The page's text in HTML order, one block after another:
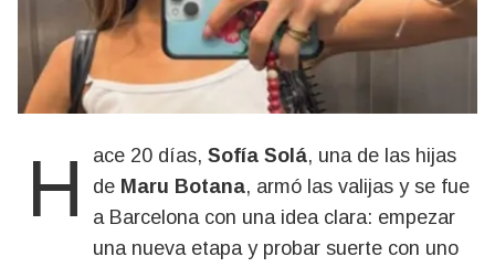
Hace 20 días, Sofía Solá, una de las hijas
de Maru Botana, armó las valijas y se fue
a Barcelona con una idea clara: empezar
una nueva etapa y probar suerte con uno